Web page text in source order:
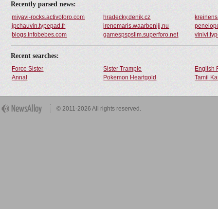
Recently parsed news:
miyavi-rocks.activoforo.com hradecky.denik.cz
jpchauvin.typepad.fr
irenemaris.waarbenjij.nu
blogs.infobebes.com
gamespspslim.superforo.net
Recent searches:
Force Sister Sister Trample
English
Annal
Pokemon Heartgold Tamil
© 2011-2026 All rights reserved.